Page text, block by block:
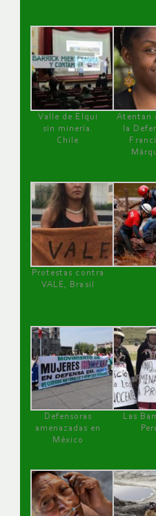
Valle de Elqui
sin minería.
Chile
Atentan
la
Protestas contra
VALE, Brasil
Defensoras
amenazadas en
México
Las